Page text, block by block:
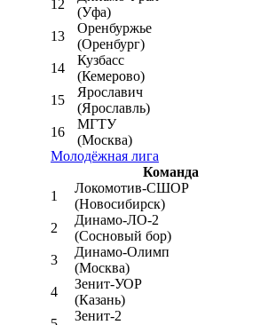
12
(Уфа)
13
Оренбуржье
(Оренбург)
14
Кузбасс
(Кемерово)
15
Ярославич
(Ярославль)
16
МГТУ
(Москва)
Молодёжная лига
Команда
1
Локомотив-CШОР
(Новосибирск)
2
Динамо-ЛО-2
(Сосновый бор)
3
Динамо-Олимп
(Москва)
4
Зенит-УОР
(Казань)
Зенит-2